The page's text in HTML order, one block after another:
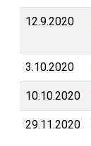
12.9.2020
3.10.2020
10.10.2020
29.11.2020